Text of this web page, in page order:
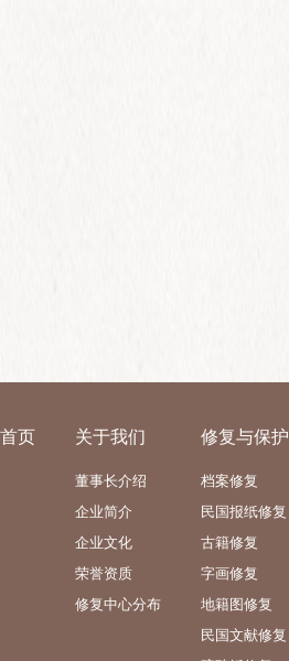
首页 关于我们
董事长介绍
企业简介
企业文化
荣誉资质
修复中心分布
修复与保护
档案修复
民国报纸修复
古籍修复
字画修复
地籍图修复
民国文献修复